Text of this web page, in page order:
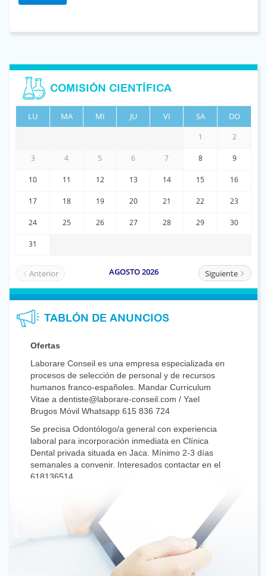
COMISIÓN CIENTÍFICA
TABLÓN DE ANUNCIOS
Ofertas
Laborare Conseil es una empresa especializada en
procesos de selección de personal y de recursos
humanos franco-españoles. Mandar Curriculum
Vitae a dentiste@laborare-conseil.com / Yael
Brugos Móvil Whatsapp 615 836 724
Se precisa Odontólogo/a general con experiencia
laboral para incorporación inmediata en Clínica
Dental privada situada en Jaca. Mínimo 2-3 días
semanales a convenir. Interesados contactar en el
618136514.
Enviar CV a recepcion.ar@gurpegui.net
Se necesita Odontólogo generalista con
experiencia en Endodoncia para Clinica Dental en
Tudela (Navarra). Jornada a convenir. Interesados
mandar CV a info@imctudela.es teléfono